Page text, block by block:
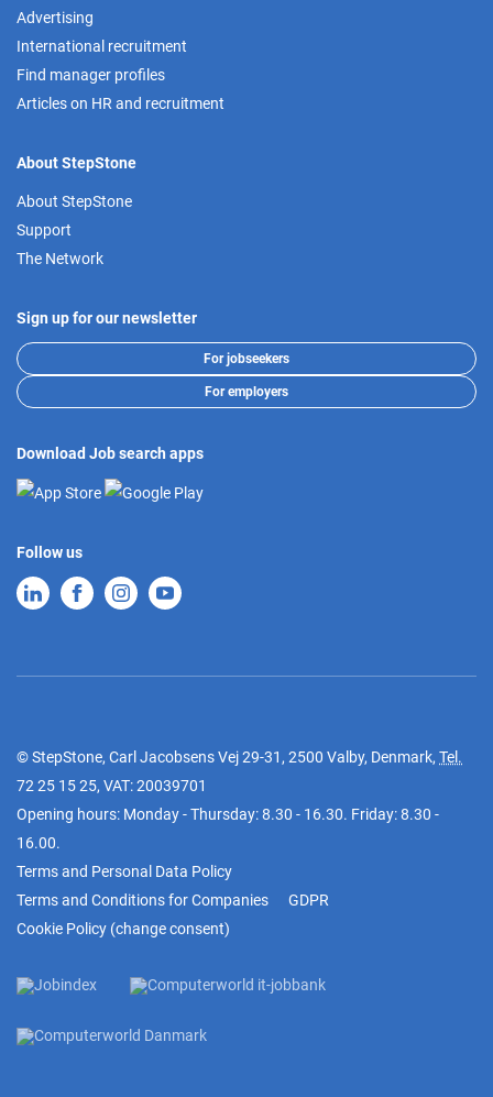
Advertising
International recruitment
Find manager profiles
Articles on HR and recruitment
About StepStone
About StepStone
Support
The Network
Sign up for our newsletter
For jobseekers
For employers
Download Job search apps
Follow us
© StepStone, Carl Jacobsens Vej 29-31, 2500 Valby, Denmark, Tel.
72 25 15 25, VAT: 20039701
Opening hours: Monday - Thursday: 8.30 - 16.30. Friday: 8.30 -
16.00.
Terms and Personal Data Policy
Terms and Conditions for Companies
GDPR
Cookie Policy (change consent)